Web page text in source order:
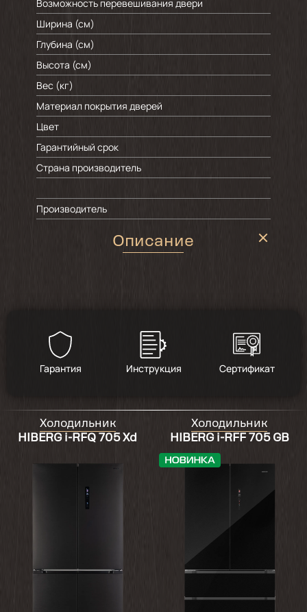
Возможность перевешивания двери
Ширина (см)
Глубина (см)
Высота (см)
Вес (кг)
Материал покрытия дверей
Цвет
Гарантийный срок
Страна производитель
Производитель
Описание
Гарантия Инструкция Сертификат
Холодильник
HIBERG i-RFQ 705 Xd
Холодильник
HIBERG i-RFF 705 GB